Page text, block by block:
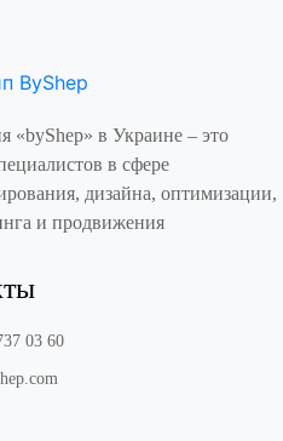
«byShep» в Украине – это
в сфере
дизайна, оптимизации,
и продвижения
03 60